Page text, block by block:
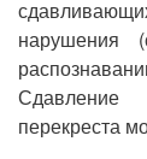
нарушения
Сдавление
перекреста